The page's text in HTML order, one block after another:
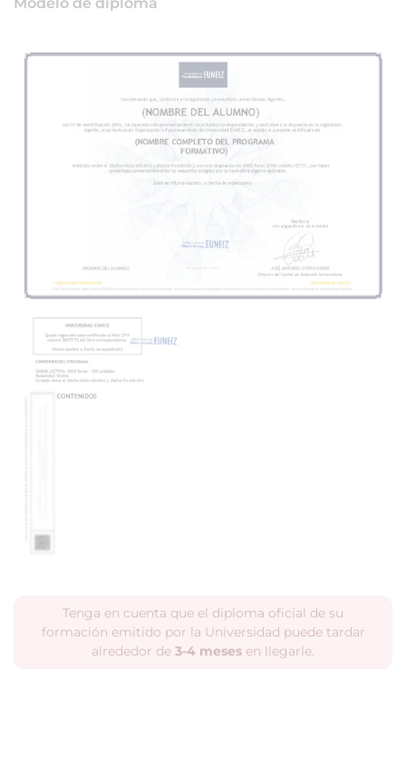
Tenga en cuenta que el diploma oficial de su
formación emitido por la Universidad puede tardar
alrededor de 3-4 meses en llegarle.